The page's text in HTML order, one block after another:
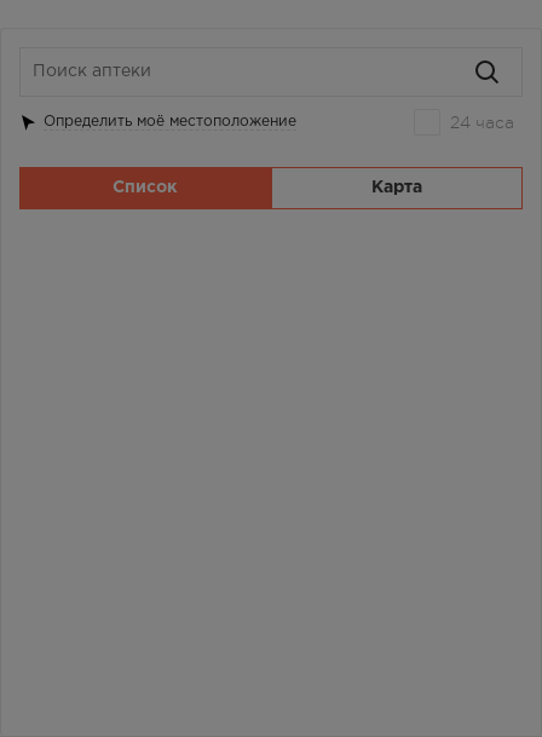
Определить моё местоположение 24 часа
Список Карта